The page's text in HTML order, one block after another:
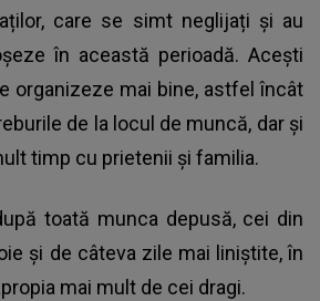
care se simt neglijați și au
în această perioadă. Acești
organizeze mai bine, astfel încât
de la locul de muncă, dar și
timp cu prietenii și familia.
toată munca depusă, cei din
și de câteva zile mai liniștite, în
mai mult de cei dragi.